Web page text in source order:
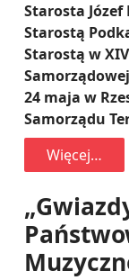
Starosta
Starostą
Starostą w
24 maja w
Samorządu
Więcej…